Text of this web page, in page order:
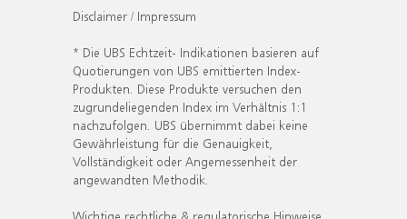
Disclaimer / Impressum
* Die UBS Echtzeit- Indikationen basieren auf
Quotierungen von UBS emittierten Index-
Produkten. Diese Produkte versuchen den
zugrundeliegenden Index im Verhältnis 1:1
nachzufolgen. UBS übernimmt dabei keine
Gewährleistung für die Genauigkeit,
Vollständigkeit oder Angemessenheit der
angewandten Methodik.